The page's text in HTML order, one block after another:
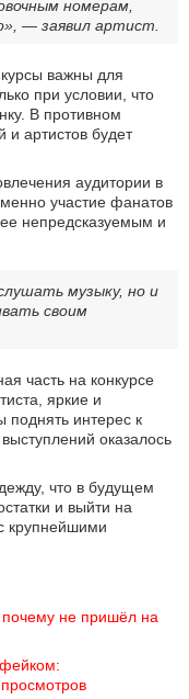
номерам,
— заявил артист.
важны для
при условии, что
В противном
и артистов будет
аудитории в
участие фанатов
непредсказуемым и
музыку, но и
своим
часть на конкурсе
яркие и
интерес к
оказалось
что в будущем
и выйти на
крупнейшими
почему не пришёл на